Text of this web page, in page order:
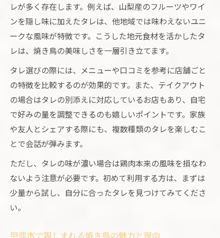
レが多く存在します。例えば、山梨産のフルーツやワイ
ンを隠し味に加えたタレは、他地域では味わえないユニ
ークな風味が特徴です。こうした地元食材を活かしたタ
レは、焼き鳥の美味しさを一層引き立てます。
タレ選びの際には、メニューや口コミを参考に店舗ごと
の特徴を比較するのが効果的です。また、テイクアウト
の場合はタレの別添えに対応しているお店もあり、自宅
で好みの量を調整できるのも嬉しいポイントです。家族
や友人とシェアする際にも、複数種類のタレを楽しむこ
とで会話が弾みます。
ただし、タレの味が濃い場合は鶏肉本来の風味を損なわ
ないよう注意が必要です。初めて利用する方は、まずは
少量から試し、自分に合ったタレを見つけてみてくださ
い。
甲斐市で親しまれる焼き鳥の魅力と理由